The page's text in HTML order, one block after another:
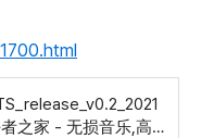
之家 - 无损音乐,高